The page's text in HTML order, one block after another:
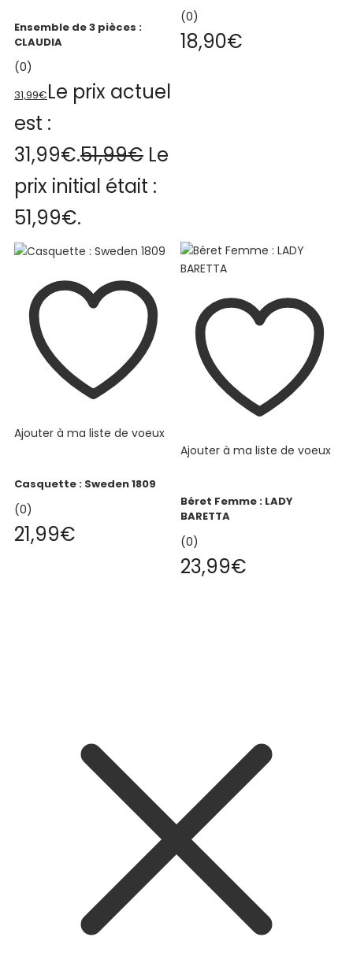
Ensemble de 3 pièces :
CLAUDIA
(0)
31,99€Le prix actuel
est :
31,99€.51,99€ Le
prix initial était :
51,99€.
(0)
18,90€
Ajouter à ma liste de voeux
Casquette : Sweden 1809
(0)
21,99€
Ajouter à ma liste de voeux
Béret Femme : LADY
BARETTA
(0)
23,99€